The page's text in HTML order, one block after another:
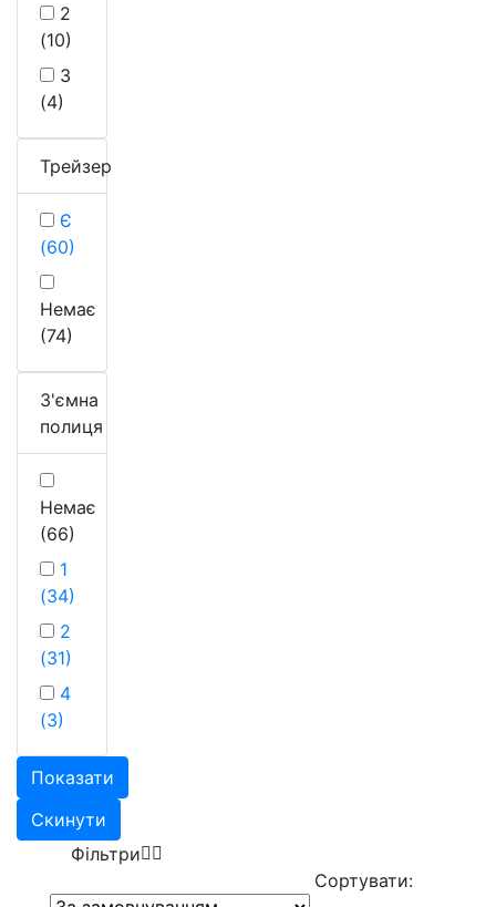
2
(10)
3
(4)
Трейзер
Є
(60)
Немає
(74)
З'ємна
полиця
Немає
(66)
1
(34)
2
(31)
4
(3)
Показати
Скинути
Фільтри
Сортувати: